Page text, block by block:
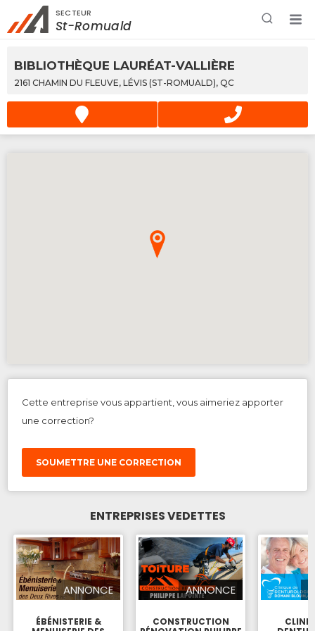
Rechercher à proximité - Entreprise / Rabais /
Services
SECTEUR
St-Romuald
BIBLIOTHÈQUE LAURÉAT-VALLIÈRE
2161 CHAMIN DU FLEUVE, LÉVIS (ST-ROMUALD), QC
Cette entreprise vous appartient, vous aimeriez apporter
une correction?
SOUMETTRE UNE CORRECTION
ENTREPRISES VEDETTES
ANNONCE
ÉBÉNISTERIE &
ANNONCE
CONSTRUCTION